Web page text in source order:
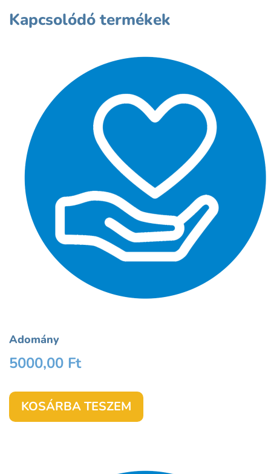
Kapcsolódó termékek
Adomány
5000,00 Ft
KOSÁRBA TESZEM